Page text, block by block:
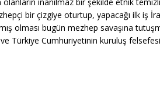
bir çizgiye oturtup, yapacağı ilk iş
olması bugün mezhep savaşına
Türkiye Cumhuriyetinin kuruluş